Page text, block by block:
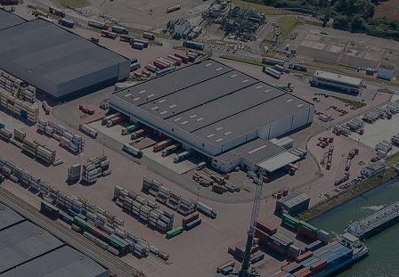
Singapore
EUROPE
Austria
Belgium
France
Germany
Ireland
Spain
Netherlands